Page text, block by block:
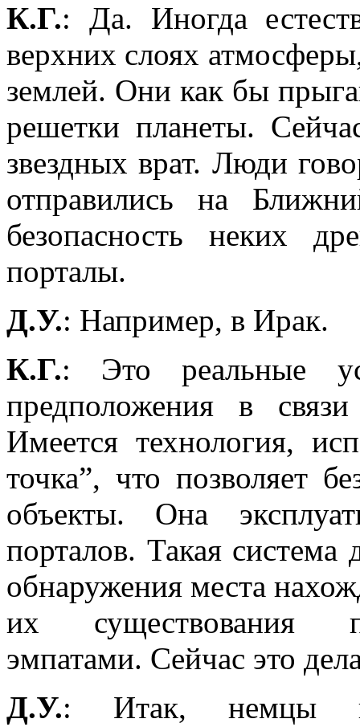
К.Г.: Да. Иногда
верхних слоях
землей. Они как бы
решетки планеты.
звездных врат. Люди
отправились на
безопасность неких
порталы.
Д.У.: Например, в Ирак.
К.Г.: Это реальные
предположения в
Имеется технология,
точка”, что позволяет
объекты. Она
порталов. Такая система
обнаружения места
их существования
эмпатами. Сейчас это
Д.У.: Итак, немцы